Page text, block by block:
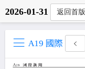
2026-01-31 返回首版
A19 國際